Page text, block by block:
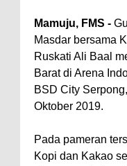
Mamuju, FMS -
Masdar bersama
Ruskati Ali Baal
Barat di Arena
BSD City
Oktober 2019.
Pada pameran
Kopi dan Kakao